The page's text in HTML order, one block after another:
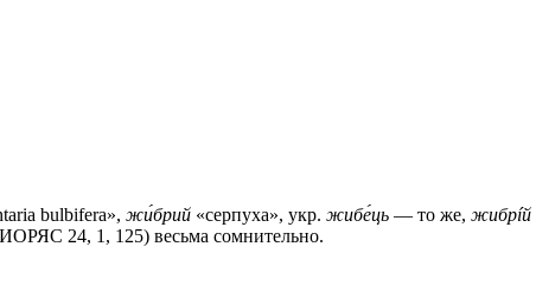
bulbifera», жи́брий «серпуха», укр. жибе́ць — то же, жибрíй
24, 1, 125) весьма сомнительно.